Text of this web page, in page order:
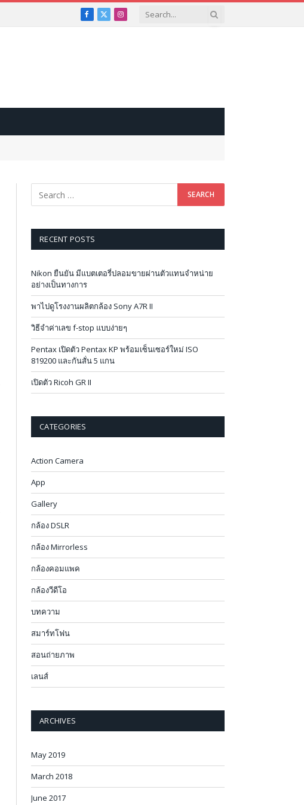
Facebook
X
Instagram
RECENT POSTS
Nikon ยืนยัน มีแบตเตอรี่ปลอมขายผ่านตัวแทนจำหน่าย
อย่างเป็นทางการ
พาไปดูโรงงานผลิตกล้อง Sony A7R II
วิธีจำค่าเลข f-stop แบบง่ายๆ
Pentax เปิดตัว Pentax KP พร้อมเซ็นเซอร์ใหม่ ISO
819200 และกันสั่น 5 แกน
เปิดตัว Ricoh GR II
CATEGORIES
Action Camera
App
Gallery
กล้อง DSLR
กล้อง Mirrorless
กล้องคอมแพค
กล้องวีดีโอ
บทความ
สมาร์ทโฟน
สอนถ่ายภาพ
เลนส์
ARCHIVES
May 2019
March 2018
June 2017